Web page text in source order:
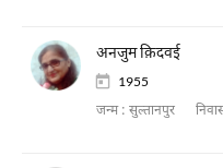
अनजुम क़िदवई
1955
जन्म : सुल्तानपुर